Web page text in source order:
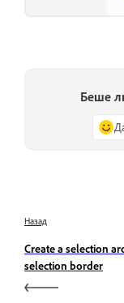
Беше
Назад
Create a selection
selection border